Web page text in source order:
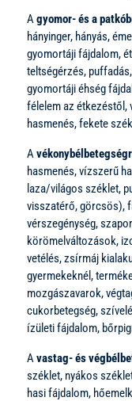
Agyomor- és a
hányinger, hányás,
gyomortáji fájdalom,
teltségérzés,
gyomortáji éhség
félelem az étkezéstől,
hasmenés, fekete
A
hasmenés, vízszerű
laza/világos széklet,
visszatérő, görcsös),
vérszegénység,
körömelváltozások,
vetélés, zsírmáj
gyermekeknél,
mozgászavarok,
cukorbetegség,
ízületi fájdalom,
Avastag- és
széklet, nyákos
hasi fájdalom,